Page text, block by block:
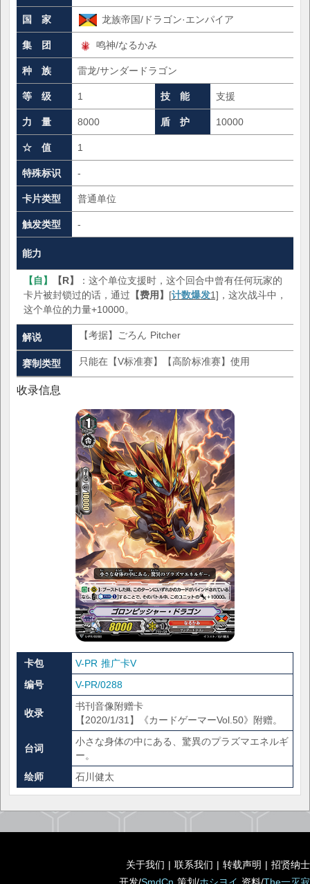
国 家 龙族帝国/ドラゴン·エンパイア
集 团 鸣神/なるかみ
种 族 雷龙/サンダードラゴン
等 级 1 技 能 支援
力 量 8000 盾 护 10000
☆ 值 1
特殊标识 -
卡片类型 普通单位
触发类型 -
能力
【自】 【R】
：这个单位支援时，这个回合中曾有任何玩家的
卡片被封锁过的话，通过 【费用】 [计数爆发1] ，这次战斗中，
这个单位的力量+10000。
解说 【考据】ごろん Pitcher
赛制类型 只能在【V标准赛】【高阶标准赛】使用
收录信息
卡包
V-PR 推广卡V
编号
V-PR/0288
收录
书刊音像附赠卡
【2020/1/31】《カードゲーマーVol.50》附赠。
台词
小さな身体の中にある、驚異のプラズマエネルギ
ー。
绘师
石川健太
关于我们 | 联系我们 | 转载声明 | 招贤纳士